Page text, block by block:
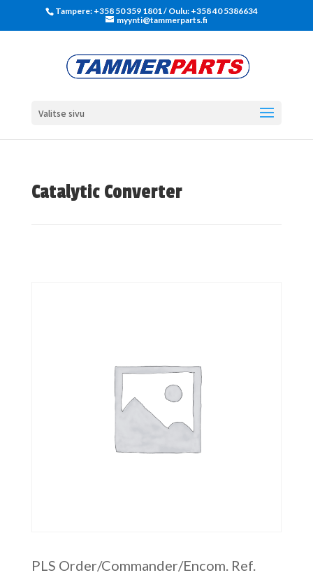
Tampere: +358 50 359 1801‬ / Oulu: +358 40 5386634
myynti@tammerparts.fi
Valitse sivu
Catalytic Converter
PLS Order/Commander/Encom. Ref.